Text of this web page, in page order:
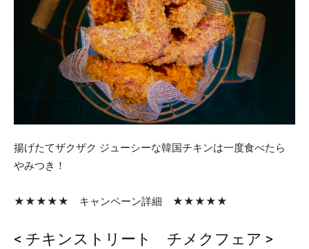
揚げたてザクザク ジューシーな韓国チキンは一度食べたら
やみつき！
★★★★★ キャンペーン詳細 ★★★★★
< チキンストリート チメクフェア >